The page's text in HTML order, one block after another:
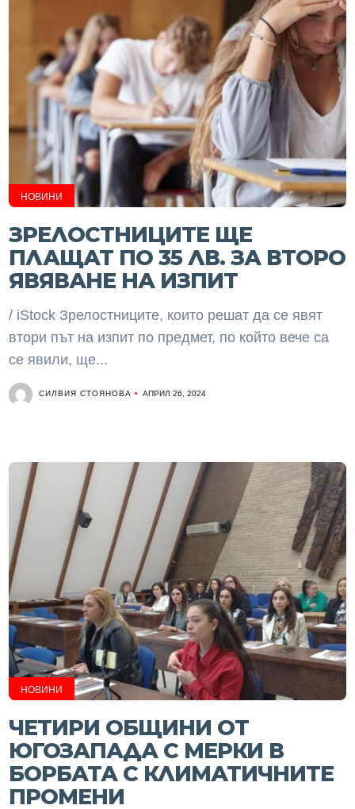
НОВИНИ
ЗРЕЛОСТНИЦИТЕ ЩЕ
ПЛАЩАТ ПО 35 ЛВ. ЗА ВТОРО
ЯВЯВАНЕ НА ИЗПИТ
/ iStock Зрелостниците, които решат да се явят
втори път на изпит по предмет, по който вече са
се явили, ще...
СИЛВИЯ СТОЯНОВА АПРИЛ 26, 2024
НОВИНИ
ЧЕТИРИ ОБЩИНИ ОТ
ЮГОЗАПАДА С МЕРКИ В
БОРБАТА С КЛИМАТИЧНИТЕ
ПРОМЕНИ